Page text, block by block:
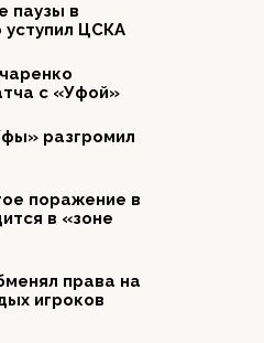
паузы в
уступил ЦСКА
с «Уфой»
разгромил
поражение в
в «зоне
права на
игроков